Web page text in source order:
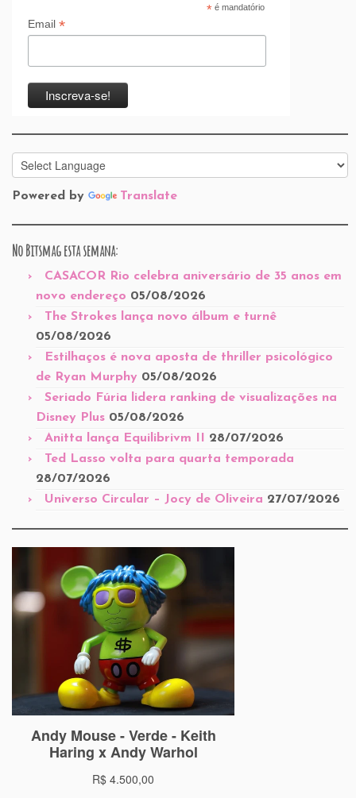
*é mandatório
Email *
Powered by Translate
No Bitsmag esta semana:
CASACOR Rio celebra aniversário de 35 anos em
novo endereço 05/08/2026
The Strokes lança novo álbum e turnê
05/08/2026
Estilhaços é nova aposta de thriller psicológico
de Ryan Murphy 05/08/2026
Seriado Fúria lidera ranking de visualizações na
Disney Plus 05/08/2026
Anitta lança Equilibrivm II 28/07/2026
Ted Lasso volta para quarta temporada
28/07/2026
Universo Circular – Jocy de Oliveira 27/07/2026